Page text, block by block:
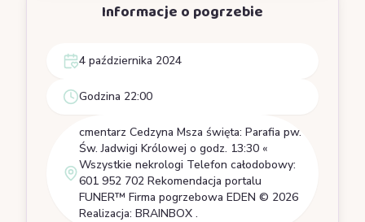
Informacje o pogrzebie
4 października 2024
Godzina 22:00
cmentarz Cedzyna Msza święta: Parafia pw.
Św. Jadwigi Królowej o godz. 13:30 «
Wszystkie nekrologi Telefon całodobowy:
601 952 702 Rekomendacja portalu
FUNER™ Firma pogrzebowa EDEN © 2026
Realizacja: BRAINBOX .